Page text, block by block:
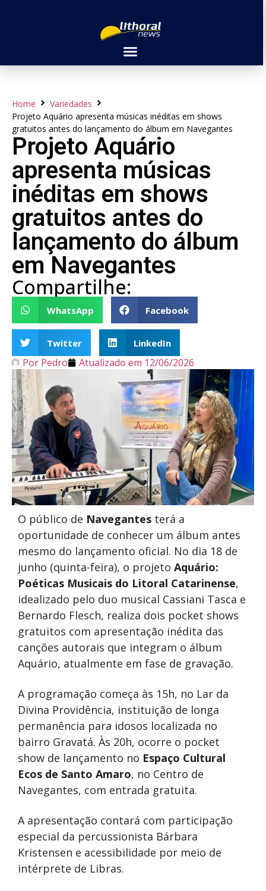
Home
Variedades
Projeto Aquário apresenta músicas inéditas em shows
gratuitos antes do lançamento do álbum em Navegantes
Projeto Aquário
apresenta músicas
inéditas em shows
gratuitos antes do
lançamento do álbum
em Navegantes
Compartilhe:
WhatsApp Facebook
Twitter LinkedIn
Por Pedro Atualizado em 12/06/2026
O público de Navegantes terá a
oportunidade de conhecer um álbum antes
mesmo do lançamento oficial. No dia 18 de
junho (quinta-feira), o projeto Aquário:
Poéticas Musicais do Litoral Catarinense,
idealizado pelo duo musical Cassiani Tasca e
Bernardo Flesch, realiza dois pocket shows
gratuitos com apresentação inédita das
canções autorais que integram o álbum
Aquário, atualmente em fase de gravação.
A programação começa às 15h, no Lar da
Divina Providência, instituição de longa
permanência para idosos localizada no
bairro Gravatá. Às 20h, ocorre o pocket
show de lançamento no Espaço Cultural
Ecos de Santo Amaro, no Centro de
Navegantes, com entrada gratuita.
A apresentação contará com participação
especial da percussionista Bárbara
Kristensen e acessibilidade por meio de
intérprete de Libras.